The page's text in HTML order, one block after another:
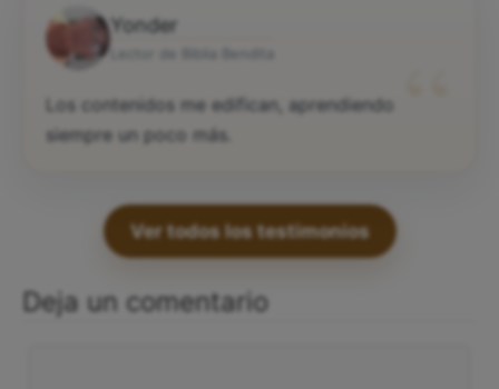
Yonder
Los contenidos me edifican, aprendiendo
siempre un poco más.
Ver todos los testimonios
Deja un comentario